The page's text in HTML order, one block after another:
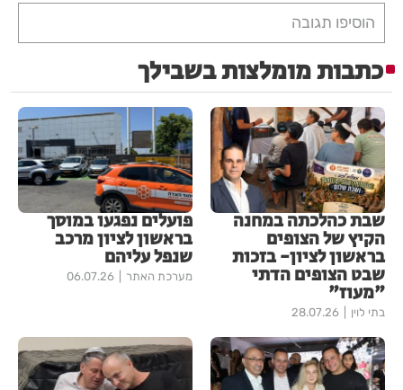
הוסיפו תגובה
כתבות מומלצות בשבילך
שבת כהלכתה במחנה
הקיץ של הצופים
בראשון לציון- בזכות
שבט הצופים הדתי
"מעוז"
בתי לוין 28.07.26
פועלים נפגעו במוסך
בראשון לציון מרכב
שנפל עליהם
מערכת האתר 06.07.26